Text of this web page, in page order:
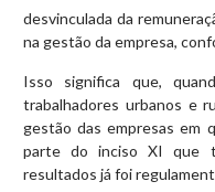
desvinculada da
na gestão da empresa,
Isso significa que,
trabalhadores urbanos e
gestão das empresas em
parte do inciso XI que
resultados já foi